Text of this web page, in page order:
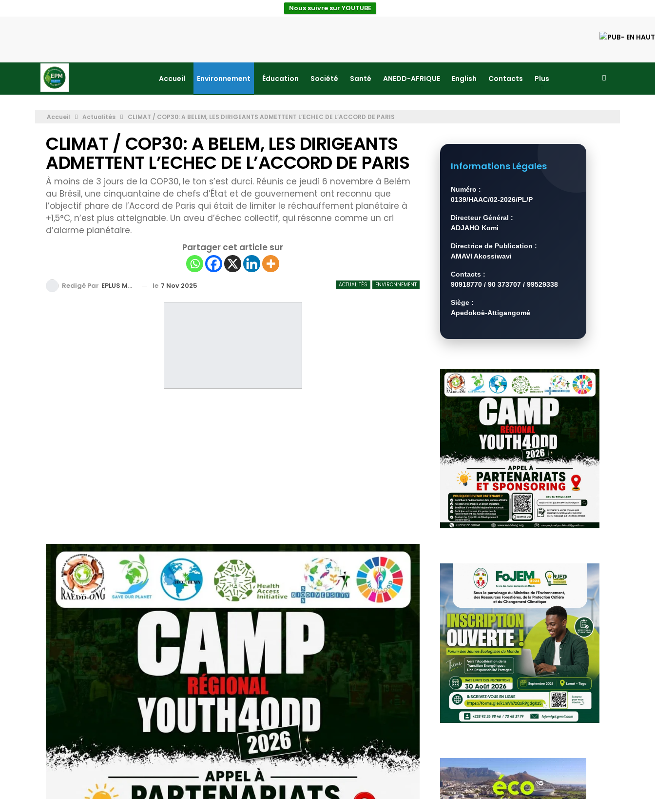
Nous suivre sur YOUTUBE
Accueil Environnement Éducation Société Santé ANEDD-AFRIQUE English Contacts Plus
Accueil Actualités CLIMAT / COP30: A BELEM, LES DIRIGEANTS ADMETTENT L’ECHEC DE L’ACCORD DE PARIS
CLIMAT / COP30: A BELEM, LES DIRIGEANTS
ADMETTENT L’ECHEC DE L’ACCORD DE PARIS
À moins de 3 jours de la COP30, le ton s’est durci. Réunis ce jeudi 6 novembre à Belém
au Brésil, une cinquantaine de chefs d’État et de gouvernement ont reconnu que
l’objectif phare de l’Accord de Paris qui était de limiter le réchauffement planétaire à
+1,5°C, n’est plus atteignable. Un aveu d’échec collectif, qui résonne comme un cri
d’alarme planétaire.
Partager cet article sur
ACTUALITÉS ENVIRONNEMENT
Redigé Par EPLUS MEDIA TV le 7 Nov 2025
Informations Légales
Numéro :
0139/HAAC/02-2026/PL/P
Directeur Général :
ADJAHO Komi
Directrice de Publication :
AMAVI Akossiwavi
Contacts :
90918770 / 90 373707 / 99529338
Siège :
Apedokoè-Attigangomé